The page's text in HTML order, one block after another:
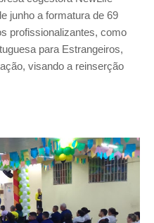
junho a formatura de 69
profissionalizantes, como
para Estrangeiros,
visando a reinserção